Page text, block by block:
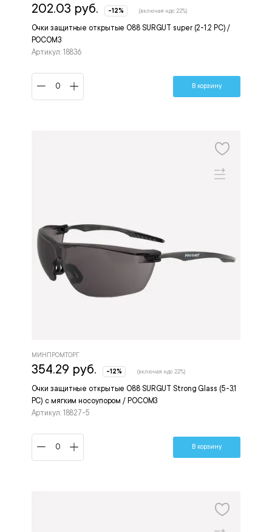
Очки защитные открытые О88 SURGUT super (2-1,2 РС) /
РОСОМЗ
Артикул: 18836
202.03 руб. -12% (включая ндс 22%)
В корзину
Очки защитные открытые О88 SURGUT Strong Glass (5-3,1
РС) с мягким носоупором / РОСОМЗ
Артикул: 18827-5
МИНПРОМТОРГ
354.29 руб. -12% (включая ндс 22%)
В корзину